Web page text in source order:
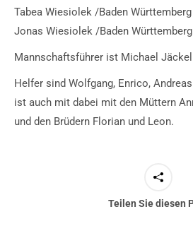
Tabea Wiesiolek /Baden Württemberg
Jonas Wiesiolek /Baden Württemberg
Mannschaftsführer ist Michael
Helfer sind Wolfgang, Enrico,
ist auch mit dabei mit den Müttern
und den Brüdern Florian und Leon.
Teilen Sie diesen